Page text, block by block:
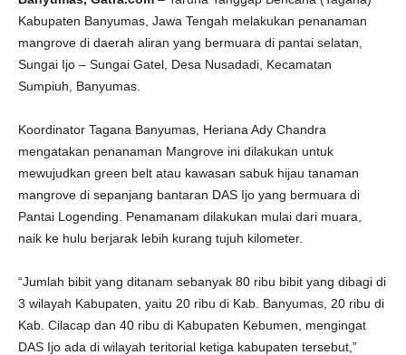
Kabupaten Banyumas, Jawa Tengah melakukan penanaman
mangrove di daerah aliran yang bermuara di pantai selatan,
Sungai Ijo – Sungai Gatel, Desa Nusadadi, Kecamatan
Sumpiuh, Banyumas.
Koordinator Tagana Banyumas, Heriana Ady Chandra
mengatakan penanaman Mangrove ini dilakukan untuk
mewujudkan green belt atau kawasan sabuk hijau tanaman
mangrove di sepanjang bantaran DAS Ijo yang bermuara di
Pantai Logending. Penamanam dilakukan mulai dari muara,
naik ke hulu berjarak lebih kurang tujuh kilometer.
“Jumlah bibit yang ditanam sebanyak 80 ribu bibit yang dibagi di
3 wilayah Kabupaten, yaitu 20 ribu di Kab. Banyumas, 20 ribu di
Kab. Cilacap dan 40 ribu di Kabupaten Kebumen, mengingat
DAS Ijo ada di wilayah teritorial ketiga kabupaten tersebut,”